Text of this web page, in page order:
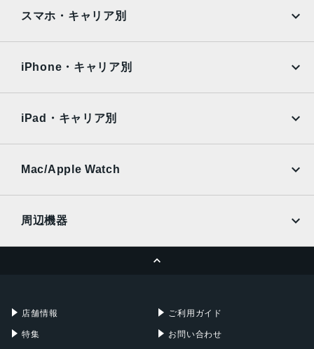
AQUOS
OPPO Android
Surface
Xiaomi Tablet
スマホ・キャリア別
Ymobile
UQmobile
iPhone・キャリア別
Ymobile
UQmobile
iPad・キャリア別
Mac/Apple Watch
周辺機器
店舗情報
特集
ご利用ガイド
お問い合わせ